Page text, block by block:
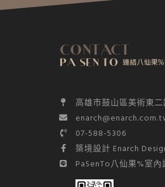
高雄市⿎⼭區美術東
07-588-5306
築境設計 Enarch
PaSenTo八仙果%室內